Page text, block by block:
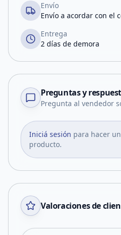
Envío
Envío a acordar con el
Entrega
2 días de demora
Preguntas y
Pregunta al vendedor
Iniciá sesión para hacer
producto.
Valoraciones de